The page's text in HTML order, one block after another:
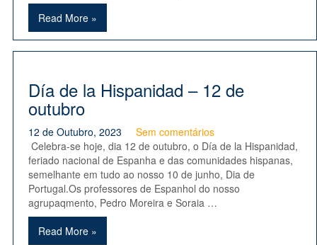
Read More »
Día de la Hispanidad – 12 de
outubro
12 de Outubro, 2023
Sem comentários
Celebra-se hoje, dia 12 de outubro, o Día de la Hispanidad,
feriado nacional de Espanha e das comunidades hispanas,
semelhante em tudo ao nosso 10 de junho, Dia de
Portugal.Os professores de Espanhol do nosso
agrupaqmento, Pedro Moreira e Soraia …
Read More »